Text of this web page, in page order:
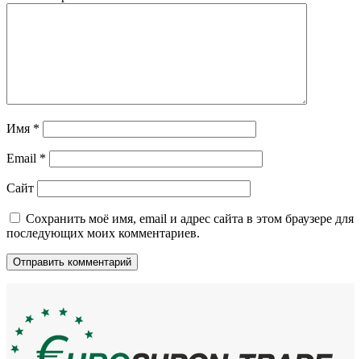
Имя *
Email *
Сайт
Сохранить моё имя, email и адрес сайта в этом браузере для
последующих моих комментариев.